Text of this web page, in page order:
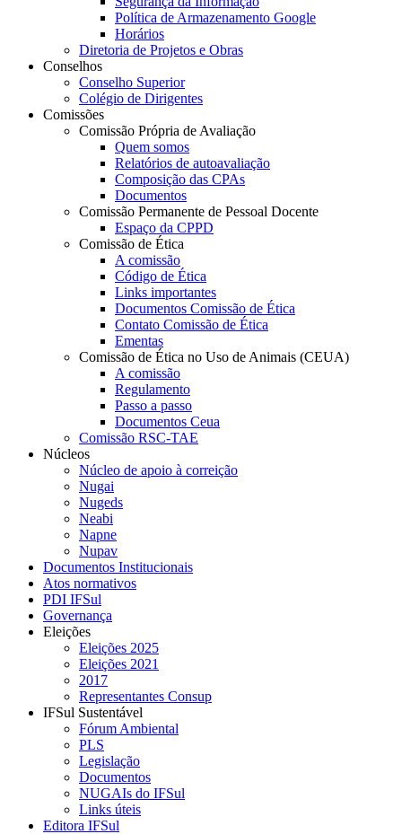
Política de Armazenamento Google
Horários
Diretoria de Projetos e Obras
Conselhos
Conselho Superior
Colégio de Dirigentes
Comissões
Comissão Própria de Avaliação
Quem somos
Relatórios de autoavaliação
Composição das CPAs
Documentos
Comissão Permanente de Pessoal Docente
Espaço da CPPD
Comissão de Ética
A comissão
Código de Ética
Links importantes
Documentos Comissão de Ética
Contato Comissão de Ética
Ementas
Comissão de Ética no Uso de Animais (CEUA)
A comissão
Regulamento
Passo a passo
Documentos Ceua
Comissão RSC-TAE
Núcleos
Núcleo de apoio à correição
Nugai
Nugeds
Neabi
Napne
Nupav
Documentos Institucionais
Atos normativos
PDI IFSul
Governança
Eleições
Eleições 2025
Eleições 2021
2017
Representantes Consup
IFSul Sustentável
Fórum Ambiental
PLS
Legislação
Documentos
NUGAIs do IFSul
Links úteis
Editora IFSul